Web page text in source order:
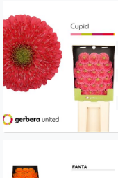
Ge Bv Gerponi Cupid